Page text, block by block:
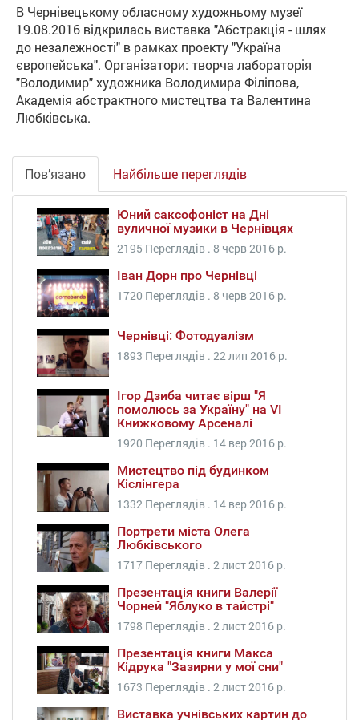
В Чернівецькому обласному художньому музеї
19.08.2016 відкрилась виставка "Абстракція - шлях
до незалежності" в рамках проекту "Україна
європейська". Організатори: творча лабораторія
"Володимир" художника Володимира Філіпова,
Академія абстрактного мистецтва та Валентина
Любківська.
Пов’язано Найбільше переглядів
Юний саксофоніст на Дні
вуличної музики в Чернівцях
2195 Переглядів . 8 черв 2016 р.
Іван Дорн про Чернівці
1720 Переглядів . 8 черв 2016 р.
Чернівці: Фотодуалізм
1893 Переглядів . 22 лип 2016 р.
Ігор Дзиба читає вірш "Я
помолюсь за Україну" на VI
Книжковому Арсеналі
1920 Переглядів . 14 вер 2016 р.
Мистецтво під будинком
Кіслінгера
1332 Переглядів . 14 вер 2016 р.
Портрети міста Олега
Любківського
1717 Переглядів . 2 лист 2016 р.
Презентація книги Валерії
Чорней "Яблуко в тайстрі"
1798 Переглядів . 2 лист 2016 р.
Презентація книги Макса
Кідрука "Зазирни у мої сни"
1673 Переглядів . 2 лист 2016 р.
Виставка учнівських картин до